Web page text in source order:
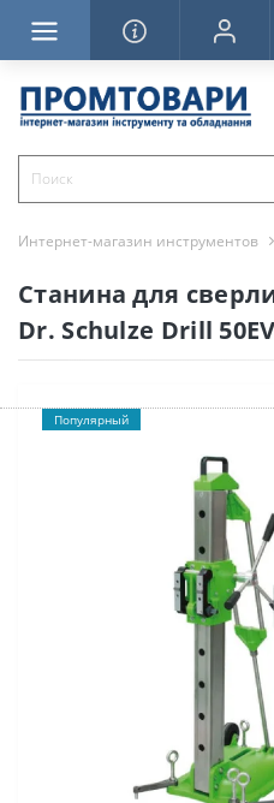
Интернет-магазин инструментов
Станина для
Dr. Schulze Drill 50EV
Популярный